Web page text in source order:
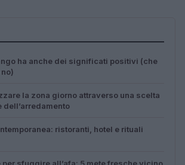
ha anche dei significati positivi (che
la zona giorno attraverso una scelta
dell’arredamento
ristoranti, hotel e rituali
per sfuggire all’afa: 5 mete fresche vicino